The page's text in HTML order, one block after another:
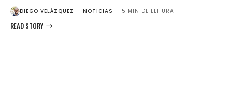
DIEGO VELÁZQUEZ NOTICIAS 5 MIN DE LEITURA
READ STORY